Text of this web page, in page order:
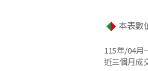
本表數
115年/04月
近三個月成